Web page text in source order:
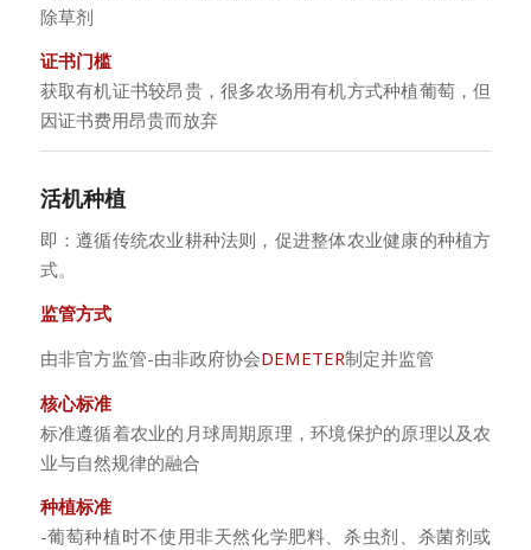
除草剂
证书门槛
获取有机证书较昂贵，很多农场用有机方式种植葡萄，但
因证书费用昂贵而放弃
活机种植
即：遵循传统农业耕种法则，促进整体农业健康的种植方
式。
监管方式
由非官方监管-由非政府协会DEMETER制定并监管
核心标准
标准遵循着农业的月球周期原理，环境保护的原理以及农
业与自然规律的融合
种植标准
-葡萄种植时不使用非天然化学肥料、杀虫剂、杀菌剂或